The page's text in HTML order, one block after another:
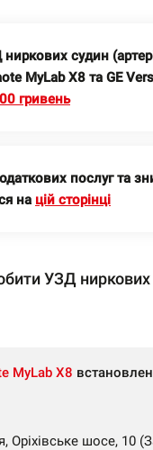
ниркових судин
MyLab X8 та GE
гривень
послуг та
на цій сторінці
УЗД ниркових
MyLab X8
Оріхівське шосе, 10